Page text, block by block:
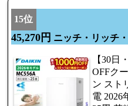
15位
45,270円 ニッチ・リッチ
【30日
OFFク
ン スト
電 2026